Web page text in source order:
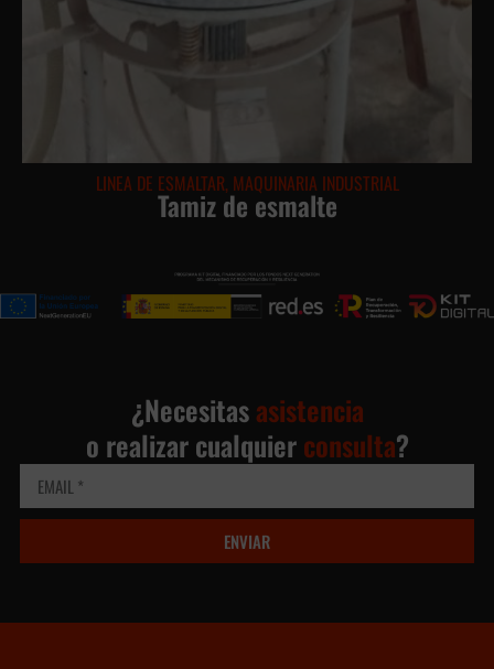
LINEA DE ESMALTAR, MAQUINARIA INDUSTRIAL
Tamiz de esmalte
¿Necesitasasistencia
o realizar cualquierconsulta?
ENVIAR